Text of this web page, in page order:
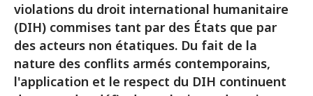
violations du droit international humanitaire
(DIH) commises tant par des États que par
des acteurs non étatiques. Du fait de la
nature des conflits armés contemporains,
l'application et le respect du DIH continuent